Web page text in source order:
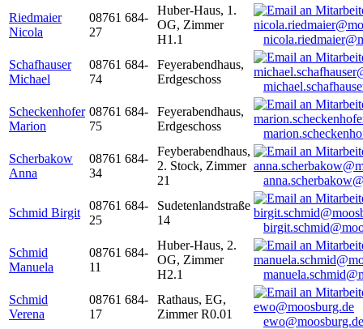
Riedmaier
Nicola
08761 684-
27
Huber-Haus, 1.
OG, Zimmer
H1.1
Schafhauser
Michael
08761 684-
74
Feyerabendhaus,
Erdgeschoss
Scheckenhofer
Marion
08761 684-
75
Feyerabendhaus,
Erdgeschoss
Scherbakow
Anna
08761 684-
34
Feyberabendhaus,
2. Stock, Zimmer
21
Schmid Birgit
08761 684-
25
Sudetenlandstraße
14
Schmid
Manuela
08761 684-
11
Huber-Haus, 2.
OG, Zimmer
H2.1
Schmid
Verena
08761 684-
17
Rathaus, EG,
Zimmer R0.01
ewo@moosburg.de